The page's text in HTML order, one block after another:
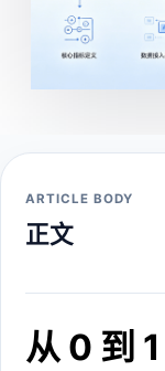
ARTICLE BODY
正文
从 0 到